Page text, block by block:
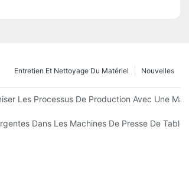
Nouvelles
Entretien Et Nettoyage Du Matériel
Les Processus De Production Avec Une
DécennieDans Les Machines De Presse De